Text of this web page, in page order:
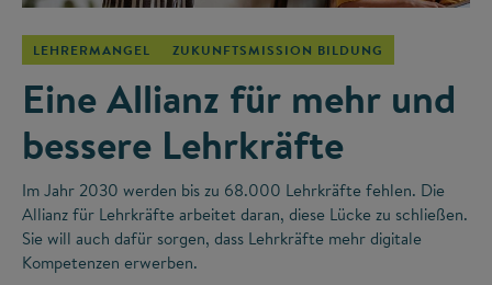
LEHRERMANGEL ZUKUNFTSMISSION BILDUNG
Eine Allianz für mehr und
bessere Lehrkräfte
Im Jahr 2030 werden bis zu 68.000 Lehrkräfte fehlen. Die
Allianz für Lehrkräfte arbeitet daran, diese Lücke zu schließen.
Sie will auch dafür sorgen, dass Lehrkräfte mehr digitale
Kompetenzen erwerben.